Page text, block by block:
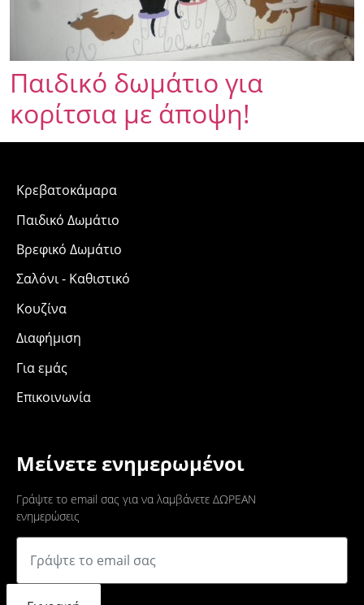
Παιδικό δωμάτιο για
κορίτσια με άποψη!
Μείνετε ενημερωμένοι
Γράψτε το email σας για να λαμβάνετε ΔΩΡΕΑΝ
ενημερώσεις
Κρεβατοκάμαρα
Παιδικό Δωμάτιο
Βρεφικό Δωμάτιο
Σαλόνι - Καθιστικό
Κουζίνα
Διαφήμιση
Για εμάς
Επικοινωνία